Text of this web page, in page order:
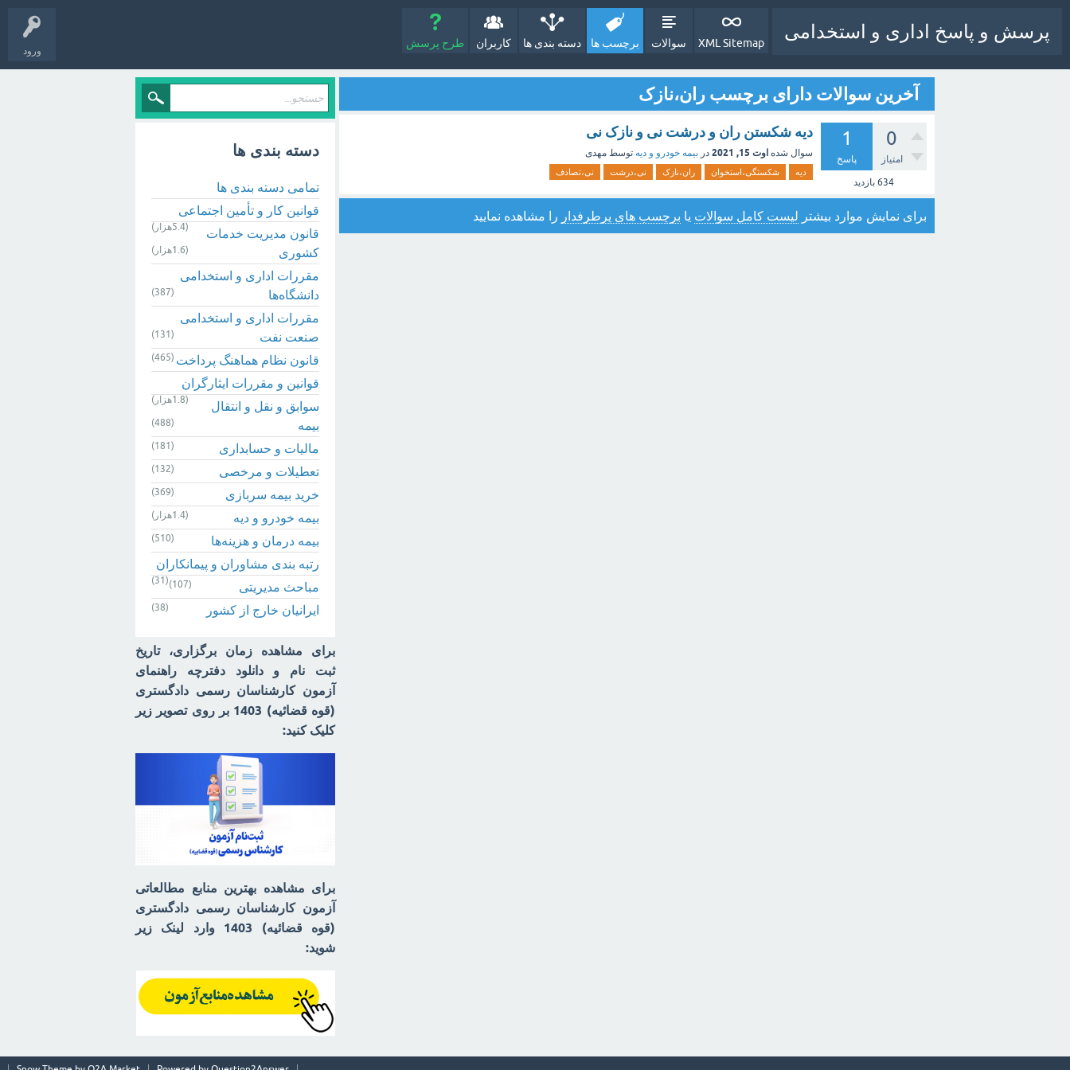
ورود
پرسش و پاسخ اداری و استخدامی
XML Sitemap سوالات برچسب ها دسته بندی ها کاربران طرح پرسش
آخرین سوالات دارای برچسب ران،نازک
0
امتیاز
1
پاسخ
634 بازدید
دیه شکستن ران و درشت نی و نازک نی
سوال شده اوت 15, 2021 در بیمه خودرو و دیه توسط مهدی
دیه شکستگی،استخوان ران،نازک نی،درشت نی،تصادف
برای نمایش موارد بیشتر لیست کامل سوالات یا برچسب های پرطرفدار را مشاهده نمایید
دسته بندی ها
تمامی دسته بندی ها
قوانین کار و تأمین اجتماعی
(5.4هزار)
قانون مدیریت خدمات
کشوری
(1.6هزار)
مقررات اداری و استخدامی
دانشگاه‌ها
(387)
مقررات اداری و استخدامی
صنعت نفت
(131)
قانون نظام هماهنگ پرداخت (465)
قوانین و مقررات ایثارگران
(1.8هزار)
سوابق و نقل و انتقال
بیمه‌
(488)
مالیات و حسابداری (181)
تعطیلات و مرخصی (132)
خرید بیمه سربازی (369)
بیمه خودرو و دیه (1.4هزار)
بیمه درمان و هزینه‌ها (510)
رتبه بندی مشاوران و پیمانکاران
(31) مباحث مدیریتی (107)
ایرانیان خارج از کشور (38)
برای مشاهده زمان برگزاری، تاریخ
ثبت نام و دانلود دفترچه راهنمای
آزمون کارشناسان رسمی دادگستری
(قوه قضائیه) 1403 بر روی تصویر زیر
کلیک کنید:
برای مشاهده بهترین منابع مطالعاتی
آزمون کارشناسان رسمی دادگستری
(قوه قضائیه) 1403 وارد لینک زیر
شوید: